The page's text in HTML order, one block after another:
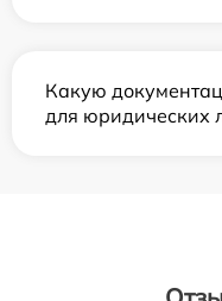
Какую
для юридических